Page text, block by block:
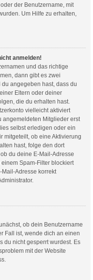
der Benutzername, mit
Um Hilfe zu erhalten,
anmelden!
und das richtige
dann gibt es zwei
du angegeben hast, dass du
Eltern oder deiner
die du erhalten hast.
vielleicht aktiviert
angemeldeten Mitglieder erst
selbst erledigen oder ein
mitgeteilt, ob eine Aktivierung
hast, folge den dort
du deine E-Mail-Adresse
Spam-Filter blockiert
Adresse korrekt
ob dein Benutzername
Fall ist, wende dich an einen
du nicht gesperrt wurdest. Es
mit der Website